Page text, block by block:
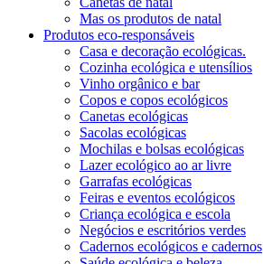
Mas os produtos de natal
Produtos eco-responsáveis
Casa e decoração ecológicas.
Cozinha ecológica e utensílios
Vinho orgânico e bar
Copos e copos ecológicos
Canetas ecológicas
Sacolas ecológicas
Mochilas e bolsas ecológicas
Lazer ecológico ao ar livre
Garrafas ecológicas
Feiras e eventos ecológicos
Criança ecológica e escola
Negócios e escritórios verdes
Cadernos ecológicos e cadernos